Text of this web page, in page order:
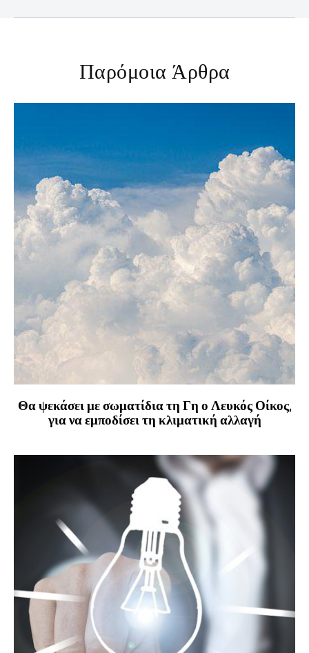
Παρόμοια Άρθρα
Θα ψεκάσει με σωματίδια τη Γη ο Λευκός Οίκος,
για να εμποδίσει τη κλιματική αλλαγή